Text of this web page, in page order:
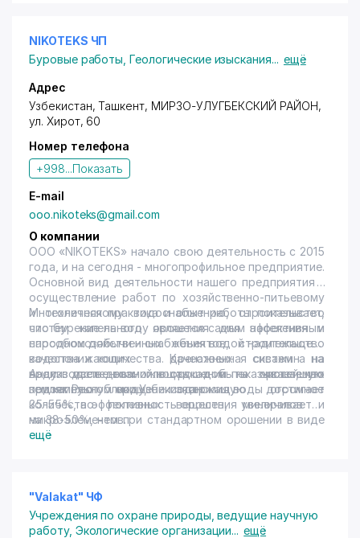
экологически кризисных регионах;
• связь с международными организациями,
финансовыми институтами, иностранными
компаниями по вопросам гуманитарного
сотрудничества;
• внедрение экономических методов управления в
природоохранную деятельность, экологизация
бизнеса;
• развитие экотуризма.
NIKOTEKS ЧП
Буровые работы ,Геологические изыскания... ещё
Адрес
Узбекистан, Ташкент, МИРЗО-УЛУГБЕКСКИЙ РАЙОН,
ул. Хирот, 60
Номер телефона
+998...Показать
E-mail
ooo.nikoteks@gmail.com
О компании
OOO «NIKOTEKS» начало свою деятельность с 2015
года, и на сегодня - многопрофильное предприятие.
Основной вид деятельности нашего предприятия -
осуществление работ по хозяйственно-питьевому
и техническому водоснабжению, строительство
систем капельного орошения для населения и
народнохозяйственных объектов, строительство
водопонижающих дренажных систем на
производственных площадках и на орошаемых
землях Республики Узбекистан.
Многолетняя практика и опыт работы показывает,
что бурение на воду является самым эффективным
способом добычи и снабжения водой надлежащего
качества и количества. Качественная скважина на
воду дает возможность добыть чистейшую
подземную воду, содержащую огромное
количество полезных веществ, минералов и
микроэлементов.
Анализ исследований в орошении показывает, что
при капельном орошении экономия воды достигает
35-55%, а эффективность орошения увеличивается
на 38-50%, чем при стандартном орошении в виде
наводнения. При этом равномерность
полива - на 50-60%. Это способствует увеличению
урожайности, защиты урожая и снижению
заболеваемости сельскохозяйственных культур.
ещё
"Valakat" ЧФ
Учреждения по охране природы, ведущие научную
работу, Экологические организации... ещё